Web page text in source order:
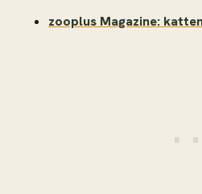
zooplus Magazine: